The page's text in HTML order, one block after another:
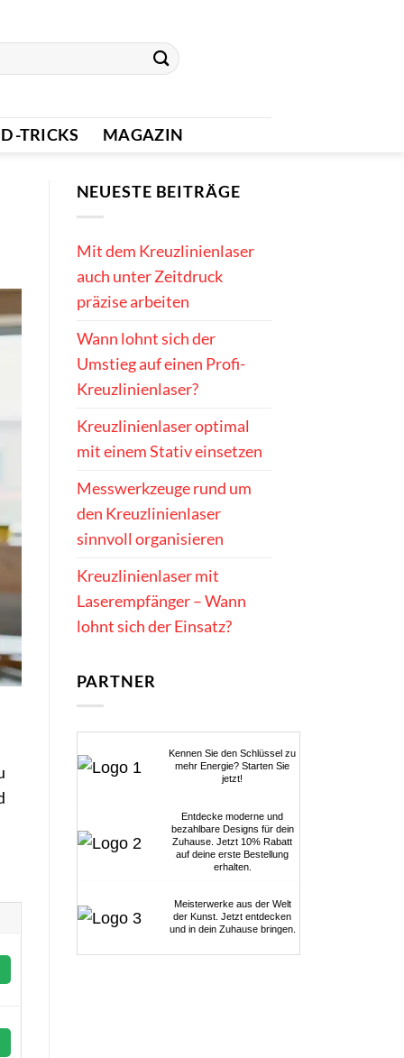
-TRICKS MAGAZIN
NEUESTE BEITRÄGE
Mit dem Kreuzlinienlaser
auch unter Zeitdruck
präzise arbeiten
Wann lohnt sich der
Umstieg auf einen Profi-
Kreuzlinienlaser?
Kreuzlinienlaser optimal
mit einem Stativ einsetzen
Messwerkzeuge rund um
den Kreuzlinienlaser
sinnvoll organisieren
Kreuzlinienlaser mit
Laserempfänger – Wann
lohnt sich der Einsatz?
PARTNER
Kennen Sie den Schlüssel zu
mehr Energie? Starten Sie
jetzt!
Entdecke moderne und
bezahlbare Designs für dein
Zuhause. Jetzt 10% Rabatt
auf deine erste Bestellung
erhalten.
Meisterwerke aus der Welt
der Kunst. Jetzt entdecken
und in dein Zuhause bringen.